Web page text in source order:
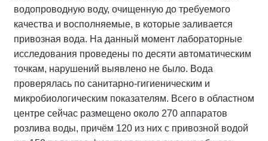
водопроводную воду, очищенную до требуемого
качества и восполняемые, в которые заливается
привозная вода. На данный момент лабораторные
исследования проведены по десяти автоматическим
точкам, нарушений выявлено не было. Вода
проверялась по санитарно-гигиеническим и
микробиологическим показателям. Всего в областном
центре сейчас размещено около 270 аппаратов
розлива воды, причём 120 из них с привозной водой